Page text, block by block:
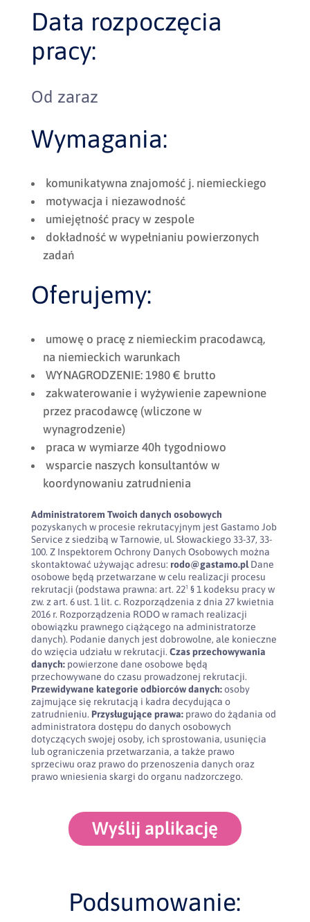
Data rozpoczęcia
pracy:
Od zaraz
Wymagania:
komunikatywna znajomość j. niemieckiego
motywacja i niezawodność
umiejętność pracy w zespole
dokładność w wypełnianiu powierzonych
zadań
Oferujemy:
umowę o pracę z niemieckim pracodawcą,
na niemieckich warunkach
WYNAGRODZENIE: 1980 € brutto
zakwaterowanie i wyżywienie zapewnione
przez pracodawcę (wliczone w
wynagrodzenie)
praca w wymiarze 40h tygodniowo
wsparcie naszych konsultantów w
koordynowaniu zatrudnienia
Administratorem Twoich danych osobowych
pozyskanych w procesie rekrutacyjnym jest Gastamo Job
Service z siedzibą w Tarnowie, ul. Słowackiego 33-37, 33-
100. Z Inspektorem Ochrony Danych Osobowych można
skontaktować używając adresu: rodo@gastamo.plDane
osobowe będą przetwarzane w celu realizacji procesu
rekrutacji (podstawa prawna: art. 22¹ § 1 kodeksu pracy w
zw. z art. 6 ust. 1 lit. c. Rozporządzenia z dnia 27 kwietnia
2016 r. Rozporządzenia RODO w ramach realizacji
obowiązku prawnego ciążącego na administratorze
danych). Podanie danych jest dobrowolne, ale konieczne
do wzięcia udziału w rekrutacji. Czas przechowywania
danych:powierzone dane osobowe będą
przechowywane do czasu prowadzonej rekrutacji.
Przewidywane kategorie odbiorców danych:osoby
zajmujące się rekrutacją i kadra decydująca o
zatrudnieniu. Przysługujące prawa:prawo do żądania od
administratora dostępu do danych osobowych
dotyczących swojej osoby, ich sprostowania, usunięcia
lub ograniczenia przetwarzania, a także prawo
sprzeciwu oraz prawo do przenoszenia danych oraz
prawo wniesienia skargi do organu nadzorczego.
Wyślij aplikację
Podsumowanie: